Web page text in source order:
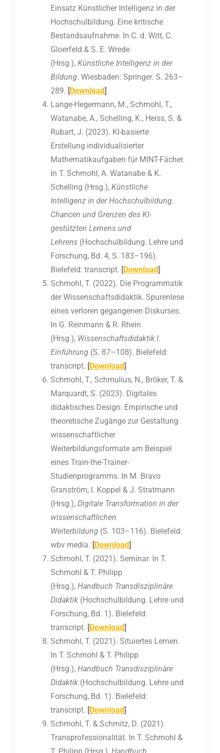
Einsatz Künstlicher Intelligenz in der
Hochschulbildung. Eine kritische
Bestandsaufnahme. In C. d. Witt, C.
Gloerfeld & S. E. Wrede
(Hrsg.),Künstliche Intelligenz in der
Bildung. Wiesbaden: Springer. S. 263–
289. [Download]
Lange-Hegermann, M., Schmohl, T.,
Watanabe, A., Schelling, K., Heiss, S. &
Rubart, J. (2023). KI-basierte
Erstellung individualisierter
Mathematikaufgaben für MINT-Fächer.
In T. Schmohl, A. Watanabe & K.
Schelling (Hrsg.),Künstliche
Intelligenz in der Hochschulbildung.
Chancen und Grenzen des KI-
gestützten Lernens und
Lehrens (Hochschulbildung. Lehre und
Forschung, Bd. 4, S. 183–196).
Bielefeld: transcript. [Download]
Schmohl, T. (2022). Die Programmatik
der Wissenschaftsdidaktik. Spurenlese
eines verloren gegangenen Diskurses.
In G. Reinmann & R. Rhein
(Hrsg.), Wissenschaftsdidaktik I.
Einführung (S. 87–108). Bielefeld:
transcript. [Download]
Schmohl, T., Schmulius, N., Bröker, T. &
Marquardt, S. (2023). Digitales
didaktisches Design: Empirische und
theoretische Zugänge zur Gestaltung
wissenschaftlicher
Weiterbildungsformate am Beispiel
eines Train-the-Trainer-
Studienprogramms. In M. Bravo
Granström, I. Koppel & J. Stratmann
(Hrsg.),Digitale Transformation in der
wissenschaftlichen
Weiterbildung (S. 103–116). Bielefeld:
wbv media. [Download]
Schmohl, T. (2021). Seminar. In T.
Schmohl & T. Philipp
(Hrsg.),Handbuch Transdisziplinäre
Didaktik (Hochschulbildung. Lehre und
Forschung, Bd. 1). Bielefeld:
transcript. [Download]
Schmohl, T. (2021). Situiertes Lernen.
In T. Schmohl & T. Philipp
(Hrsg.),Handbuch Transdisziplinäre
Didaktik (Hochschulbildung. Lehre und
Forschung, Bd. 1). Bielefeld:
transcript. [Download]
Schmohl, T. & Schmitz, D. (2021).
Transprofessionalität. In T. Schmohl &